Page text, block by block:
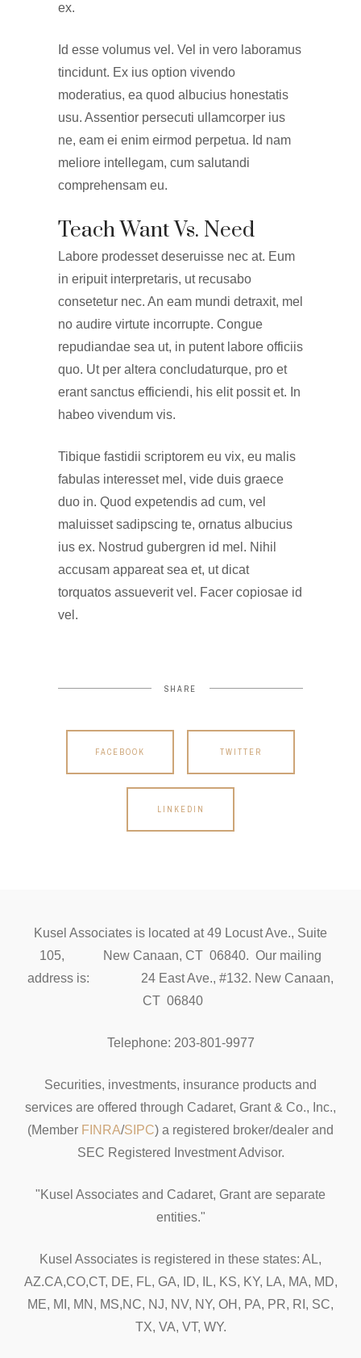
ex.
Id esse volumus vel. Vel in vero laboramus
tincidunt. Ex ius option vivendo
moderatius, ea quod albucius honestatis
usu. Assentior persecuti ullamcorper ius
ne, eam ei enim eirmod perpetua. Id nam
meliore intellegam, cum salutandi
comprehensam eu.
Teach Want Vs. Need
Labore prodesset deseruisse nec at. Eum
in eripuit interpretaris, ut recusabo
consetetur nec. An eam mundi detraxit, mel
no audire virtute incorrupte. Congue
repudiandae sea ut, in putent labore officiis
quo. Ut per altera concludaturque, pro et
erant sanctus efficiendi, his elit possit et. In
habeo vivendum vis.
Tibique fastidii scriptorem eu vix, eu malis
fabulas interesset mel, vide duis graece
duo in. Quod expetendis ad cum, vel
maluisset sadipscing te, ornatus albucius
ius ex. Nostrud gubergren id mel. Nihil
accusam appareat sea et, ut dicat
torquatos assueverit vel. Facer copiosae id
vel.
SHARE
FACEBOOK TWITTER
LINKEDIN
Kusel Associates is located at 49 Locust Ave., Suite
105, New Canaan, CT 06840. Our mailing
address is: 24 East Ave., #132. New Canaan,
CT 06840
Telephone: 203-801-9977
Securities, investments, insurance products and
services are offered through Cadaret, Grant & Co., Inc.,
(Member FINRA/SIPC) a registered broker/dealer and
SEC Registered Investment Advisor.
"Kusel Associates and Cadaret, Grant are separate
entities."
Kusel Associates is registered in these states: AL,
AZ.CA,CO,CT, DE, FL, GA, ID, IL, KS, KY, LA, MA, MD,
ME, MI, MN, MS,NC, NJ, NV, NY, OH, PA, PR, RI, SC,
TX, VA, VT, WY.